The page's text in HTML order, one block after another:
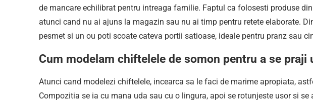
de mancare echilibrat pentru intreaga familie. Faptul ca folosesti produse
atunci cand nu ai ajuns la magazin sau nu ai timp pentru retete elaborate.
pesmet si un ou poti scoate cateva portii satioase, ideale pentru pranz sau
Cum modelam chiftelele de somon pentru a se praji
Atunci cand modelezi chiftelele, incearca sa le faci de marime apropiata,
Compozitia se ia cu mana uda sau cu o lingura, apoi se rotunjeste usor si